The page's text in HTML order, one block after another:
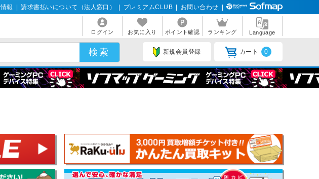
報 請求書払いについて（法人窓口） プレミアムCLUB お問い合わせ
ログイン お気に入り ポイント確認 ランキング Language
新規会員登録 カート 0